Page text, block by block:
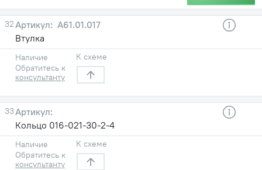
32
А61.01.017
Втулка
Наличие
Обратитесь к
консультанту
К схеме
33
Кольцо 016-021-30-2-4
Наличие
Обратитесь к
консультанту
К схеме